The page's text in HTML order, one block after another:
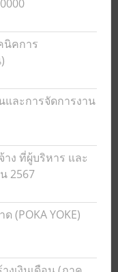
นิคการ
และการจัดการงาน
าง ที่ผู้บริหาร และ
2567
(POKA YOKE)